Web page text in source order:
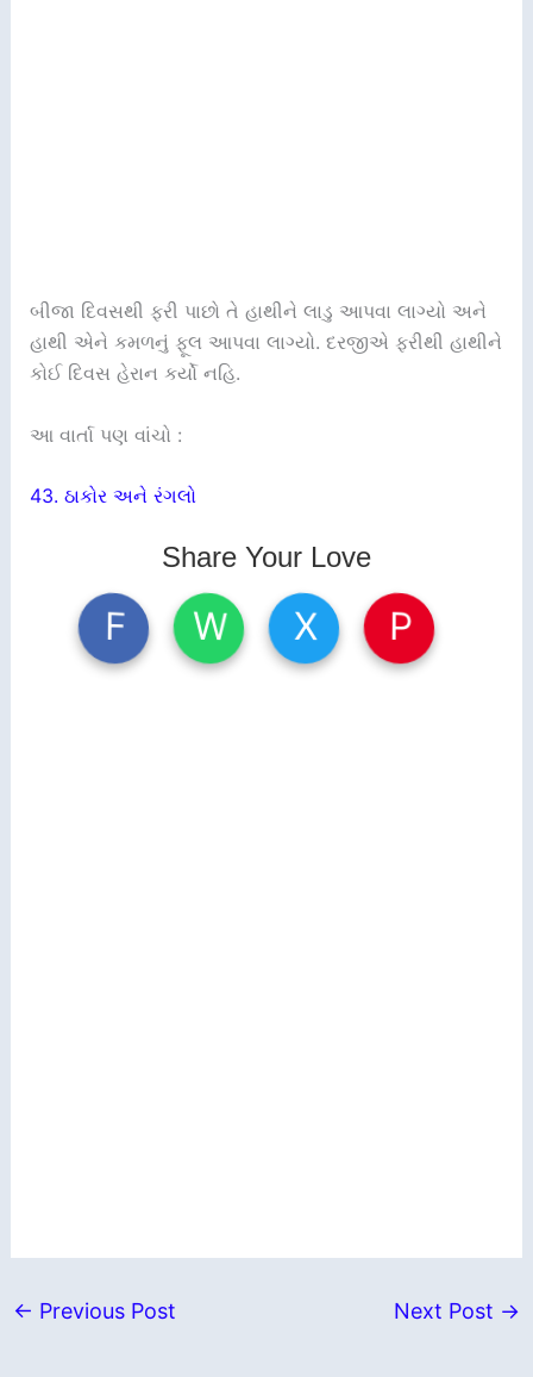
બીજા દિવસથી ફરી પાછો તે હાથીને લાડુ આપવા લાગ્યો અને
હાથી એને કમળનું ફૂલ આપવા લાગ્યો. દરજીએ ફરીથી હાથીને
કોઈ દિવસ હેરાન કર્યો નહિ.
આ વાર્તા પણ વાંચો :
43. ઠાકોર અને રંગલો
Share Your Love
F W X P
← Previous Post Next Post →